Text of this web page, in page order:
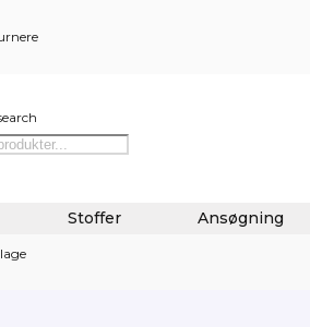
Stoffer Ansøgning